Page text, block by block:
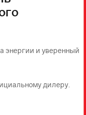
энергии и уверенный
дилеру.